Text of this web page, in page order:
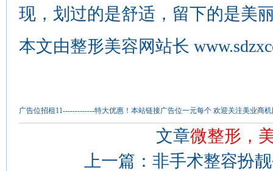
现，划过的是舒适，留下的是美
本文由整形美容网站长
广告位招租11-------------特大优惠！本站链接广告位一元每个 欢迎关注美业商
文章微整形，
上一篇： 非手术整容扮